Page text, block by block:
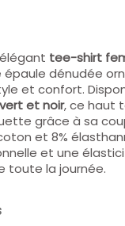
tee-shirt
épaule dénudée
et confort.
et noir, ce haut
grâce à sa
et 8%
et une
toute la journée.